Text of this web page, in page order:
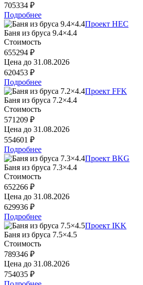
705334 ₽
Подробнее
Проект HEC
Баня из бруса 9.4×4.4
Стоимость
655294 ₽
Цена до 31.08.2026
620453 ₽
Подробнее
Проект FFK
Баня из бруса 7.2×4.4
Стоимость
571209 ₽
Цена до 31.08.2026
554601 ₽
Подробнее
Проект BKG
Баня из бруса 7.3×4.4
Стоимость
652266 ₽
Цена до 31.08.2026
629936 ₽
Подробнее
Проект IKK
Баня из бруса 7.5×4.5
Стоимость
789346 ₽
Цена до 31.08.2026
754035 ₽